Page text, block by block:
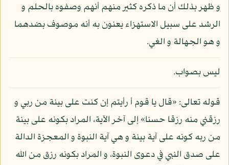
و ظهر بذلك أن ما ذكره كثير منهم أنهم وصفوه بالحلم و
الرشد على سبيل الاستهزاء يعنون به أنه موصوف بضدهما
و هو الجهالة و الغي.
ليس بصواب.
قوله تعالى: «قال يا قوم أ رأيتم إن كنت على بينة من ربي و
رزقني منه رزقا حسنا» إلى آخر الآية، المراد بكونه على بينة
من ربه كونه على آية بينة و هي آية النبوة و المعجزة الدالة
على صدق النبي في دعوى النبوة، و المراد بكونه رزق من الله